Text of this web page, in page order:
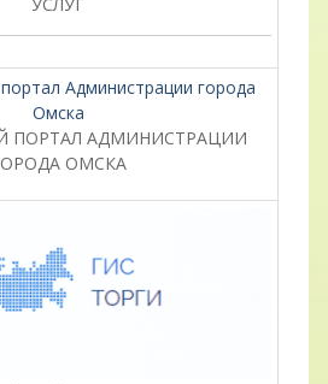
ПОРТАЛ АДМИНИСТРАЦИИ
ОМСКА